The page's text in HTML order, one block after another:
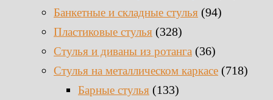
Банкетные и складные стулья (94)
Пластиковые стулья (328)
Стулья и диваны из ротанга (36)
Стулья на металлическом каркасе (718)
Барные стулья (133)